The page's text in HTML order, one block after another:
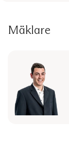
Mäklare